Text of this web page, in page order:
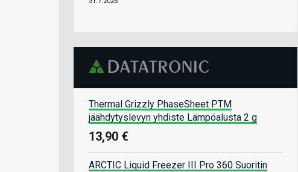
Thermal Grizzly PhaseSheet PTM
jäähdytyslevyn yhdiste Lämpöalusta 2 g
13,90 €
ARCTIC Liquid Freezer III Pro 360 Suoritin